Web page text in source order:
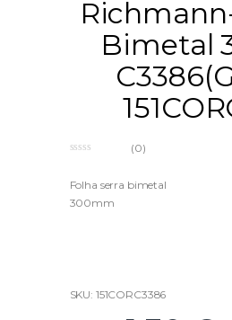
Bimetal
u
o
(0)
Folha serra bimetal
300mm
SKU: 151CORC3386